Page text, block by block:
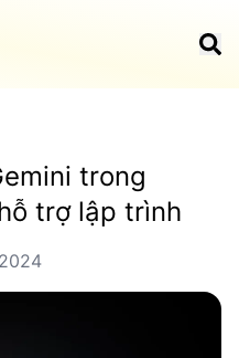
trong
trợ lập trình